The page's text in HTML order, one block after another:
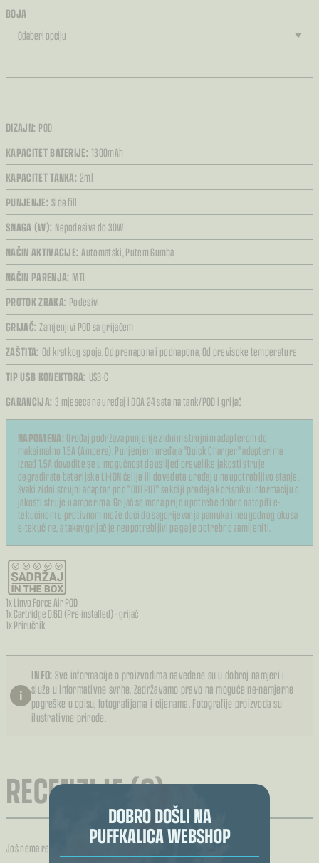
DOBRO DOŠLI NA
PUFFKALICA WEBSHOP
BOJA
DIZAJN: POD
KAPACITET BATERIJE: 1300mAh
KAPACITET TANKA: 2ml
PUNJENJE: Side fill
SNAGA (W): Nepodesiva do 30W
NAČIN AKTIVACIJE: Automatski,Putem Gumba
NAČIN PARENJA: MTL
PROTOK ZRAKA: Podesivi
GRIJAČ: Zamjenjivi POD sa grijačem
ZAŠTITA: Od kratkog spoja,Od prenapona i podnapona,Od previsoke temperature
TIP USB KONEKTORA: USB-C
GARANCIJA: 3 mjeseca na uređaj i DOA 24 sata na tank/POD i grijač
NAPOMENA: Uređaj podržava punjenje zidnim strujnim adapterom do
maksimalno 1.5A (Ampera). Punjenjem uređaja "Quick Charger" adapterima
iznad 1.5A dovodite se u mogućnost da uslijed prevelike jakosti struje
degradirate baterijske LI-ION ćelije ili dovedete uređaj u neupotrebljivo stanje.
Svaki zidni strujni adapter pod "OUTPUT" sekciji predaje korisniku informaciju o
jakosti struje u amperima. Grijač se mora prije upotrebe dobro natopiti e-
tekućinom u protivnom može doći do sagorijevanja pamuka i neugodnog okusa
e-tekućine, a takav grijač je neupotrebljivi pa ga je potrebno zamijeniti.
1x Linvo Force Air POD
1x Cartridge 0.6Ω (Pre-installed) – grijač
1x Priručnik
i
INFO: Sve informacije o proizvodima navedene su u dobroj namjeri i
služe u informativne svrhe. Zadržavamo pravo na moguće ne-namjerne
pogreške u opisu, fotografijama i cijenama. Fotografije proizvoda su
ilustrativne prirode.
RECENZIJE (0)
Još nema recenzija.